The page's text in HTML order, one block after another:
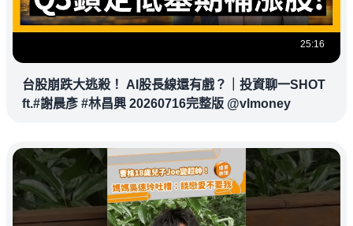
25:16
台股崩跌大逃殺！ AI股長線還有戲？｜投資聊一SHOT
ft.#謝晨彥 #林昌興 20260716完整版 @vlmoney